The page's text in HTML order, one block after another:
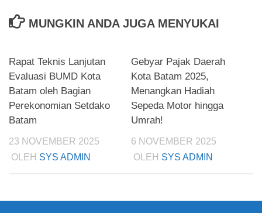
MUNGKIN ANDA JUGA MENYUKAI
Rapat Teknis Lanjutan
Evaluasi BUMD Kota
Batam oleh Bagian
Perekonomian Setdako
Batam
23 NOVEMBER 2025
OLEH SYS ADMIN
Gebyar Pajak Daerah
Kota Batam 2025,
Menangkan Hadiah
Sepeda Motor hingga
Umrah!
6 NOVEMBER 2025
OLEH SYS ADMIN